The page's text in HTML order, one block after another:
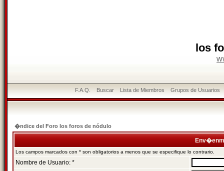
los
F.A.Q. Buscar Lista de Miembros Grupos de Usuarios
�ndice del Foro los foros de nódulo
Los campos marcados con * son obligatorios a menos que se especifique lo contrario.
Nombre de Usuario: *